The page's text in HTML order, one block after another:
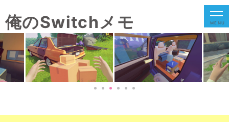
俺のSwitchメモ MENU